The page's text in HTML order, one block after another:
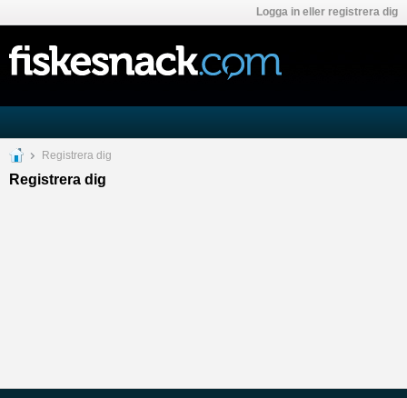
Logga in eller registrera dig
Registrera dig
Registrera dig